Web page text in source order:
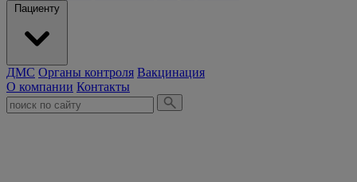
Пациенту
ДМС Органы контроля Вакцинация
О компании Контакты